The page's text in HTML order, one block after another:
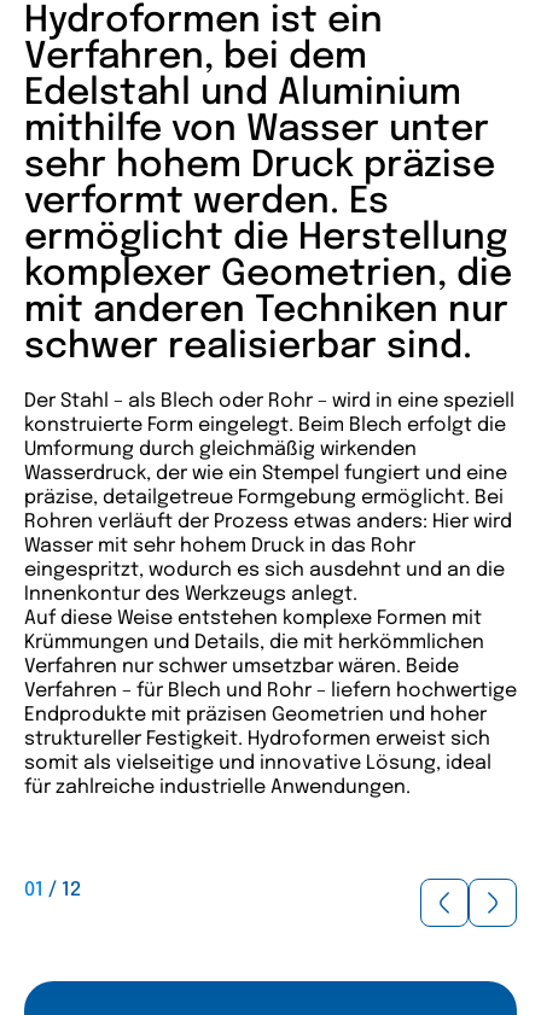
Hydroformen ist ein
Verfahren, bei dem
Edelstahl und Aluminium
mithilfe von Wasser unter
sehr hohem Druck präzise
verformt werden. Es
ermöglicht die Herstellung
komplexer Geometrien, die
mit anderen Techniken nur
schwer realisierbar sind.
Der Stahl – als Blech oder Rohr – wird in eine speziell
konstruierte Form eingelegt. Beim Blech erfolgt die
Umformung durch gleichmäßig wirkenden
Wasserdruck, der wie ein Stempel fungiert und eine
präzise, detailgetreue Formgebung ermöglicht. Bei
Rohren verläuft der Prozess etwas anders: Hier wird
Wasser mit sehr hohem Druck in das Rohr
eingespritzt, wodurch es sich ausdehnt und an die
Innenkontur des Werkzeugs anlegt.
Auf diese Weise entstehen komplexe Formen mit
Krümmungen und Details, die mit herkömmlichen
Verfahren nur schwer umsetzbar wären. Beide
Verfahren – für Blech und Rohr – liefern hochwertige
Endprodukte mit präzisen Geometrien und hoher
struktureller Festigkeit. Hydroformen erweist sich
somit als vielseitige und innovative Lösung, ideal
für zahlreiche industrielle Anwendungen.
01 / 12